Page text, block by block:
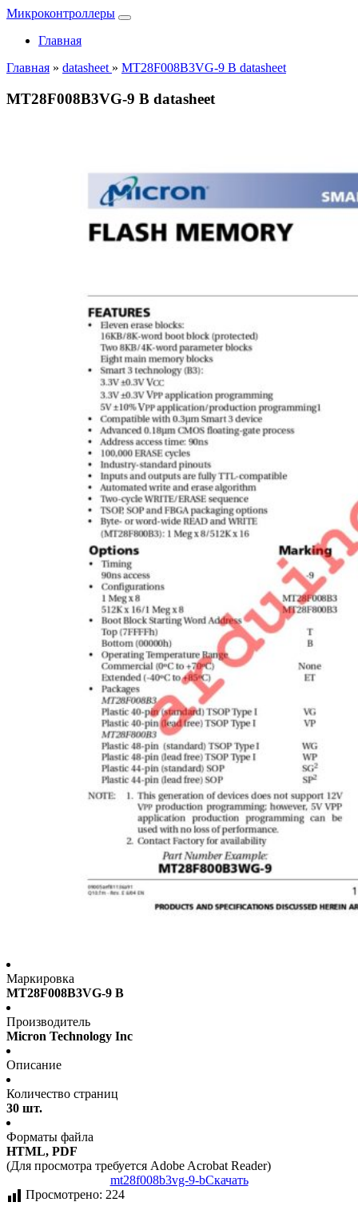
Микроконтроллеры
Главная
Главная » datasheet » MT28F008B3VG-9 B datasheet
MT28F008B3VG-9 B datasheet
Маркировка
MT28F008B3VG-9 B
Производитель
Micron Technology Inc
Описание
Количество страниц
30 шт.
Форматы файла
HTML, PDF
(Для просмотра требуется Adobe Acrobat Reader)
mt28f008b3vg-9-bСкачать
Просмотрено: 224